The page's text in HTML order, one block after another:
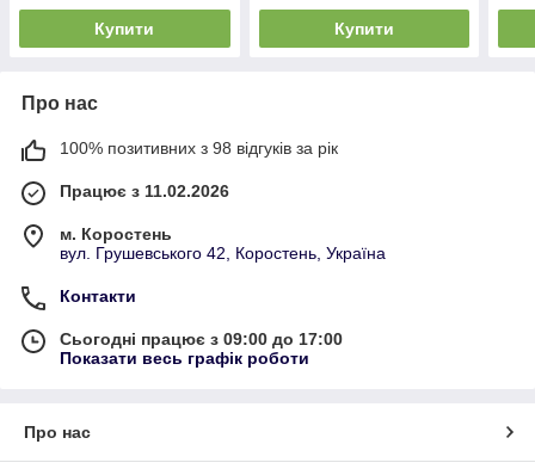
Купити Купити
Про нас
100% позитивних з 98 відгуків за рік
Працює з 11.02.2026
м. Коростень
вул. Грушевського 42, Коростень, Україна
Контакти
Сьогодні працює з 09:00 до 17:00
Показати весь графік роботи
Про нас